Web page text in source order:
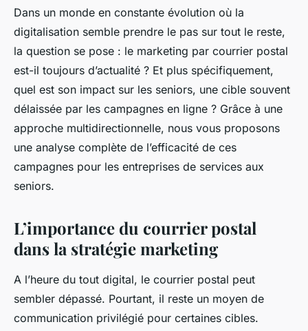
Quelle est l'efficacité des
campagnes de marketing par
courrier postal pour les
entreprises de services aux
seniors?
Dans un monde en constante évolution où la
digitalisation semble prendre le pas sur tout le reste,
la question se pose : le marketing par courrier postal
est-il toujours d’actualité ? Et plus spécifiquement,
quel est son impact sur les seniors, une cible souvent
délaissée par les campagnes en ligne ? Grâce à une
approche multidirectionnelle, nous vous proposons
une analyse complète de l’efficacité de ces
campagnes pour les entreprises de services aux
seniors.
L’importance du courrier postal
dans la stratégie marketing
A l’heure du tout digital, le courrier postal peut
sembler dépassé. Pourtant, il reste un moyen de
communication privilégié pour certaines cibles.